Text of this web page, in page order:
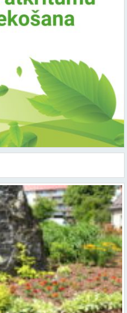
pamatu un mērķtiecīgu